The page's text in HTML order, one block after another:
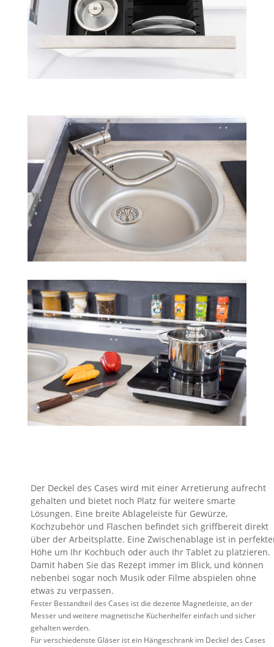
Der Deckel des Cases wird mit einer Arretierung aufrecht
gehalten und bietet noch Platz für weitere smarte
Lösungen. Eine breite Ablageleiste für Gewürze,
Kochzubehör und Flaschen befindet sich griffbereit direkt
über der Arbeitsplatte. Eine Zwischenablage ist in
Höhe um Ihr Kochbuch oder auch Ihr Tablet zu platzieren.
Damit haben Sie das Rezept immer im Blick, und können
nebenbei sogar noch Musik oder Filme abspielen ohne
etwas zu verpassen.
Fester Bestandteil des Cases ist die dezente Magnetleiste, an der
Messer und weitere magnetische Küchenhelfer einfach und sicher
gehalten werden.
Für verschiedenste Gläser ist ein Hängeschrank im Deckel des Cases